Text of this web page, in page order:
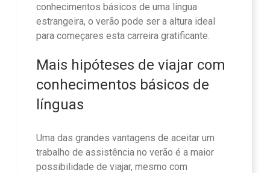
conhecimentos básicos de uma língua
estrangeira, o verão pode ser a altura ideal
para começares esta carreira gratificante.
Mais hipóteses de viajar com
conhecimentos básicos de
línguas
Uma das grandes vantagens de aceitar um
trabalho de assistência no verão é a maior
possibilidade de viajar, mesmo com